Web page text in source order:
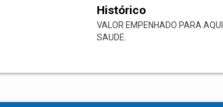
Histórico
VALOR EMPENHADO PARA
SAUDE.